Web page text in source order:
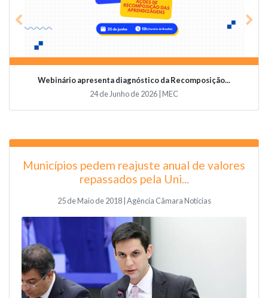
Webinário apresenta diagnóstico da Recomposição...
24 de Junho de 2026 | MEC
Previous
Municípios pedem reajuste anual de valores
repassados pela Uni...
25 de Maio de 2018 | Agência Câmara Notícias